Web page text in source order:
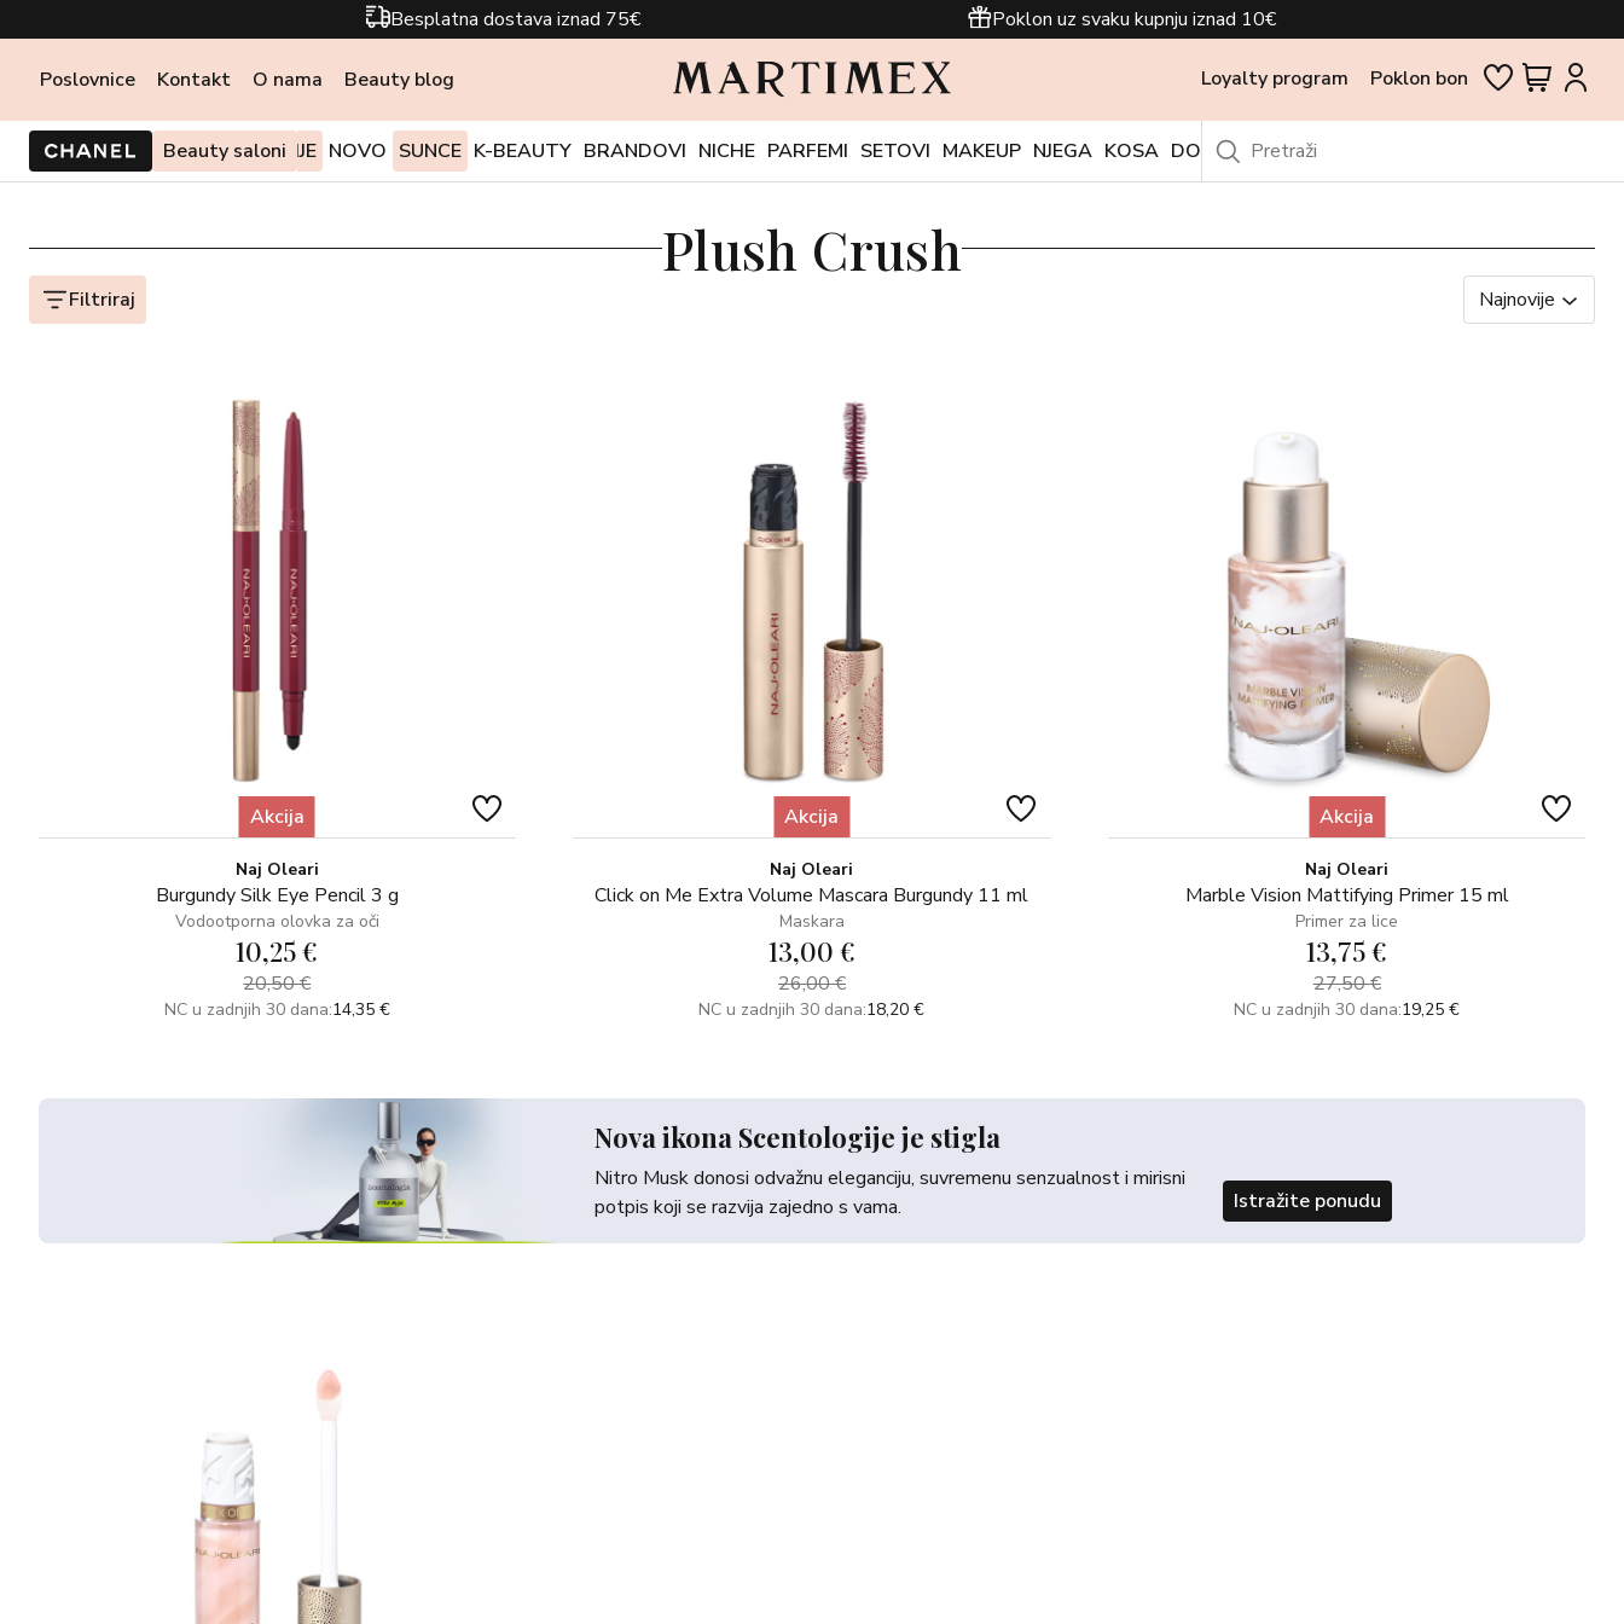
Besplatna dostava iznad 75€ Poklon uz svaku kupnju iznad 10€
Poslovnice Kontakt O nama Beauty blog Loyalty program Poklon bon
Beauty saloni
PONUDE I AKCIJE NOVO SUNCE K-BEAUTY BRANDOVI NICHE PARFEMI SETOVI MAKEUP NJEGA KOSA DODACI OUTLET
Plush Crush
Filtriraj Najnovije
Akcija
Naj Oleari
Burgundy Silk Eye Pencil 3 g
Vodootporna olovka za oči
10,25 €
20,50 €
NC u zadnjih 30 dana:14,35 €
Akcija
Naj Oleari
Click on Me Extra Volume Mascara Burgundy 11 ml
Maskara
13,00 €
26,00 €
NC u zadnjih 30 dana:18,20 €
Nova ikona Scentologije je stigla
Nitro Musk donosi odvažnu eleganciju, suvremenu senzualnost i mirisni
potpis koji se razvija zajedno s vama.
Istražite ponudu
Akcija
Naj Oleari
Marble Vision Mattifying Primer 15 ml
Primer za lice
13,75 €
27,50 €
NC u zadnjih 30 dana:19,25 €